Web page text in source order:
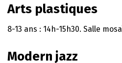
Arts plastiques
8-13 ans : 14h-15h30. Salle
Modern jazz